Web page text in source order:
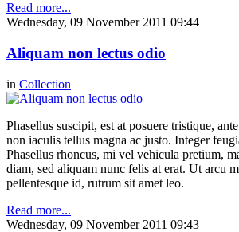
Read more...
Wednesday, 09 November 2011 09:44
Aliquam non lectus odio
in Collection
Phasellus suscipit, est at posuere tristique,
non iaculis tellus magna ac justo. Integer
Phasellus rhoncus, mi vel vehicula pretium,
diam, sed aliquam nunc felis at erat. Ut arcu
pellentesque id, rutrum sit amet leo.
Read more...
Wednesday, 09 November 2011 09:43